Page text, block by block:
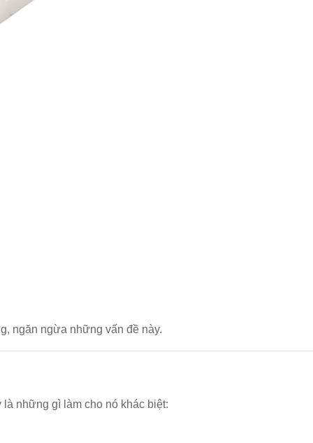
ngăn ngừa những vấn đề này.
những gì làm cho nó khác biệt: